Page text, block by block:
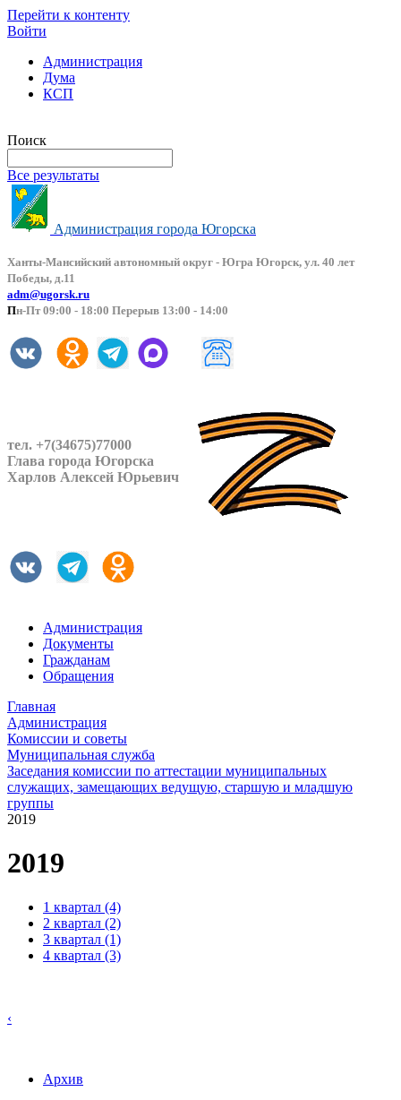
Перейти к контенту
Войти
Администрация
Дума
КСП
Поиск
Все результаты
Администрация города Югорска
Ханты-Мансийский автономный округ - Югра Югорск, ул. 40 лет
Победы, д.11
adm@ugorsk.ru
Пн-Пт 09:00 - 18:00 Перерыв 13:00 - 14:00
тел. +7(34675)77000
Глава города Югорска
Харлов Алексей Юрьевич
Администрация
Документы
Гражданам
Обращения
Главная
Администрация
Комиссии и советы
Муниципальная служба
Заседания комиссии по аттестации муниципальных
служащих, замещающих ведущую, старшую и младшую
группы
2019
2019
1 квартал (4)
2 квартал (2)
3 квартал (1)
4 квартал (3)
‹
Архив